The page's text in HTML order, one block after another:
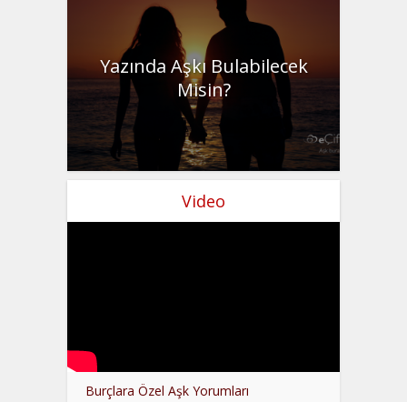
Yazında Aşkı Bulabilecek
Misin?
Video
Burçlara Özel Aşk Yorumları